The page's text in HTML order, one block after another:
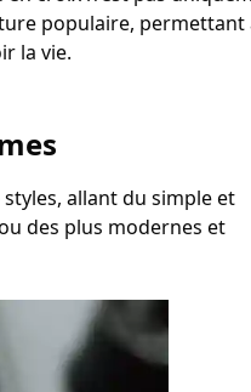
populaire, permettant
la vie.
allant du simple et
des plus modernes et